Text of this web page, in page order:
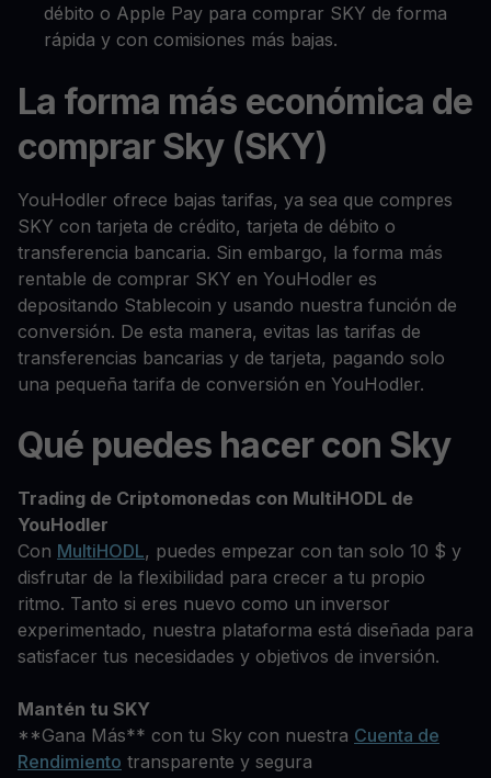
débito o Apple Pay para comprar SKY de forma
rápida y con comisiones más bajas.
La forma más económica de
comprar Sky (SKY)
YouHodler ofrece bajas tarifas, ya sea que compres
SKY con tarjeta de crédito, tarjeta de débito o
transferencia bancaria. Sin embargo, la forma más
rentable de comprar SKY en YouHodler es
depositando Stablecoin y usando nuestra función de
conversión. De esta manera, evitas las tarifas de
transferencias bancarias y de tarjeta, pagando solo
una pequeña tarifa de conversión en YouHodler.
Qué puedes hacer con Sky
Trading de Criptomonedas con MultiHODL de
YouHodler
Con MultiHODL, puedes empezar con tan solo 10 $ y
disfrutar de la flexibilidad para crecer a tu propio
ritmo. Tanto si eres nuevo como un inversor
experimentado, nuestra plataforma está diseñada para
satisfacer tus necesidades y objetivos de inversión.
Mantén tu SKY
**Gana Más** con tu Sky con nuestra Cuenta de
Rendimiento transparente y segura